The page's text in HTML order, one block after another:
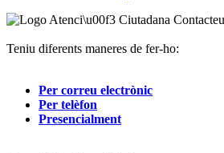
Contacteu
Teniu diferents maneres de fer-ho:
Per correu electrònic
Per telèfon
Presencialment